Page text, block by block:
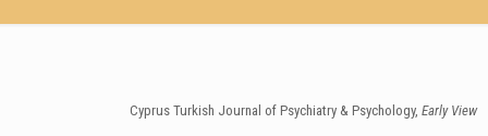
Cyprus Turkish Journal of Psychiatry & Psychology, Early View